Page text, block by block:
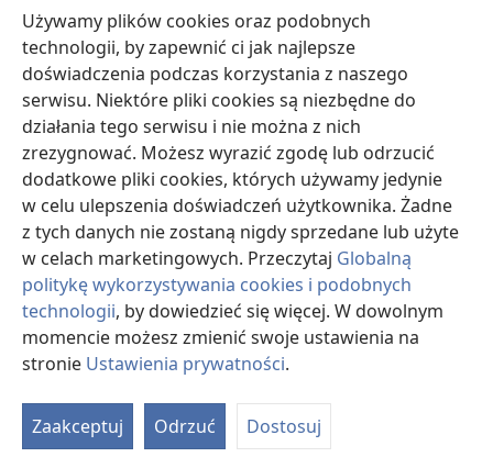
Używamy plików cookies oraz podobnych
technologii, by zapewnić ci jak najlepsze
doświadczenia podczas korzystania z naszego
serwisu. Niektóre pliki cookies są niezbędne do
działania tego serwisu i nie można z nich
zrezygnować. Możesz wyrazić zgodę lub odrzucić
dodatkowe pliki cookies, których używamy jedynie
w celu ulepszenia doświadczeń użytkownika. Żadne
z tych danych nie zostaną nigdy sprzedane lub użyte
w celach marketingowych. Przeczytaj Globalną
politykę wykorzystywania cookies i podobnych
technologii, by dowiedzieć się więcej. W dowolnym
momencie możesz zmienić swoje ustawienia na
stronie Ustawienia prywatności.
Zaakceptuj Odrzuć Dostosuj
Darowizny
(opens
new
window)BIBLIOTEKA INTERNETOWA Strażnicy
(opens
new
window)JW Hub
(opens
new
window)JW Library
Watchtower Library
Copyright© 2026 Watch Tower Bible and Tract Society of Pennsylvania.
WARUNKI UŻYTKOWANIA
POLITYKA PRYWATNOŚCI
PRYWATNOŚCI